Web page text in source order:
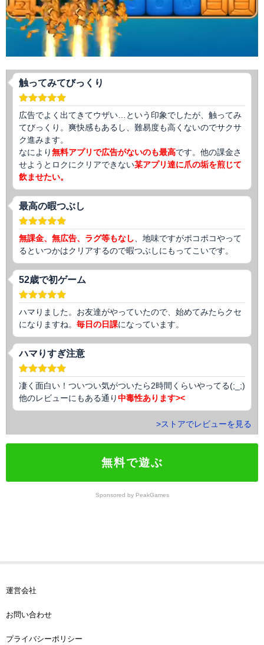
触ってみてびっくり
広告でよく出てきてウザい…という印象でしたが、触ってみ
てびっくり。爽快感もあるし、難易度も高くないのでサクサ
ク進みます。
なにより無料アプリで広告がないのも最高です。他の課金さ
せようとロクにクリアできない某アプリ達に爪の垢を煎じて
飲ませたい。
最高の暇つぶし
無課金、無広告、ラグ等もなし、地味ですがポコポコやって
るといつかはクリアするので暇つぶしにもってこいです。
52歳で初ゲーム
ハマりました。お友達がやっていたので、始めてみたらクセ
になりますね。 毎日の日課になっています。
ハマりすぎ注意
凄く面白い！ついつい気がついたら2時間くらいやってる(;_;)
他のレビューにもある通り中毒性あります><
>ストアでレビューを見る
無料で遊ぶ
Sponsored by PeakGames
運営会社
お問い合わせ
プライバシーポリシー